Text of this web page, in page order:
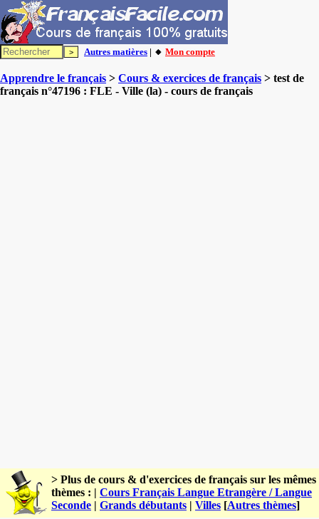
Autres matières | 🔸 Mon compte
Apprendre le français > Cours & exercices de français > test de
français n°47196 : FLE - Ville (la) - cours de français
> Plus de cours & d'exercices de français sur les mêmes
thèmes : | Cours Français Langue Etrangère / Langue
Seconde | Grands débutants | Villes [Autres thèmes]